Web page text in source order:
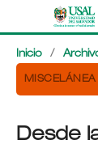
Inicio /
MISCELÁNEA
Desde